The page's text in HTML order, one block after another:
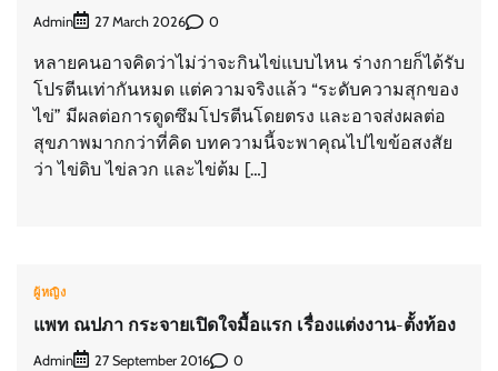
Admin 27 March 2026 0
หลายคนอาจคิดว่าไม่ว่าจะกินไข่แบบไหน ร่างกายก็ได้รับ
โปรตีนเท่ากันหมด แต่ความจริงแล้ว “ระดับความสุกของ
ไข่” มีผลต่อการดูดซึมโปรตีนโดยตรง และอาจส่งผลต่อ
สุขภาพมากกว่าที่คิด บทความนี้จะพาคุณไปไขข้อสงสัย
ว่า ไข่ดิบ ไข่ลวก และไข่ต้ม […]
ผู้หญิง
แพท ณปภา กระจายเปิดใจมื้อแรก เรื่องแต่งงาน-ตั้งท้อง
Admin 27 September 2016 0